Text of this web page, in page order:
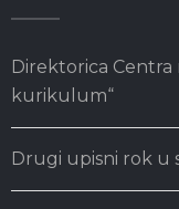
Direktorica Centra
kurikulum“
Drugi upisni rok u